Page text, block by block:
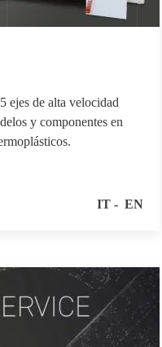
ejes de alta velocidad
y componentes en
IT EN